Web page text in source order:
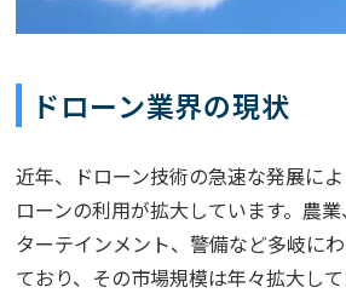
ドローン業界の現状
近年、ドローン技術の急速な発展に
ローンの利用が拡大しています。農
ターテインメント、警備など多岐に
ており、その市場規模は年々拡大し